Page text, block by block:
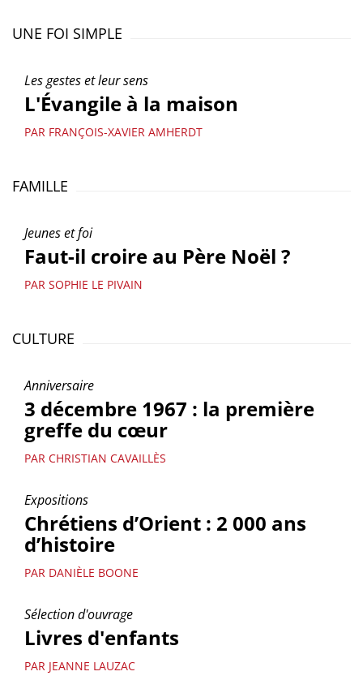
UNE FOI SIMPLE
Les gestes et leur sens
L'Évangile à la maison
PAR FRANÇOIS-XAVIER AMHERDT
FAMILLE
Jeunes et foi
Faut-il croire au Père Noël ?
PAR SOPHIE LE PIVAIN
CULTURE
Anniversaire
3 décembre 1967 : la première
greffe du cœur
PAR CHRISTIAN CAVAILLÈS
Expositions
Chrétiens d’Orient : 2 000 ans
d’histoire
PAR DANIÈLE BOONE
Sélection d'ouvrage
Livres d'enfants
PAR JEANNE LAUZAC